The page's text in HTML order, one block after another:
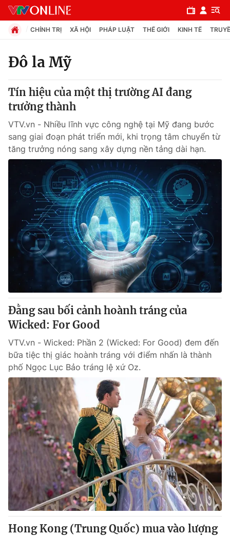
Chuyên mục
Chính trị
Xã hội
Pháp luật
Y tế
Thế giới
Tin tức
Thế giới đó đây
Câu chuyện quốc tế
Kinh tế
Tài chính
Thị trường
Góc doanh nghiệp
Dữ liệu và đời sống
Truyền hình
Hậu trường
Nhân vật
Khán giả
Giải sao mai
Giải trí
Điện ảnh
Âm nhạc
Sao
Đời sống
Du lịch
Làm đẹp
Chất lượng cuộc sống
Giáo dục
Tuyển sinh
Học trực tuyến
Công nghệ
Hitech Công nghệ tương lai
Sản phẩm
Thị trường
Tư vấn
Giao lưu trực tuyến
Lịch phát sóng
Chuyên mục khác
CHÍNH TRỊ XÃ HỘI PHÁP LUẬT THẾ GIỚI KINH TẾ
Đô la Mỹ
Tín hiệu của một thị trường AI đang
trưởng thành
VTV.vn - Nhiều lĩnh vực công nghệ tại Mỹ đang bước
sang giai đoạn phát triển mới, khi trọng tâm chuyển từ
tăng trưởng nóng sang xây dựng nền tảng dài hạn.
Đằng sau bối cảnh hoành tráng của
Wicked: For Good
VTV.vn - Wicked: Phần 2 (Wicked: For Good) đem đến
bữa tiệc thị giác hoành tráng với điểm nhấn là thành
phố Ngọc Lục Bảo tráng lệ xứ Oz.
Hong Kong (Trung Quốc) mua vào lượng